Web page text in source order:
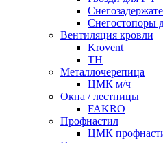
Снегостопоры
Вентиляция кровли
Krovent
ТН
Металлочерепица
ЦМК м/ч
Окна / лестницы
FAKRO
Профнастил
ЦМК